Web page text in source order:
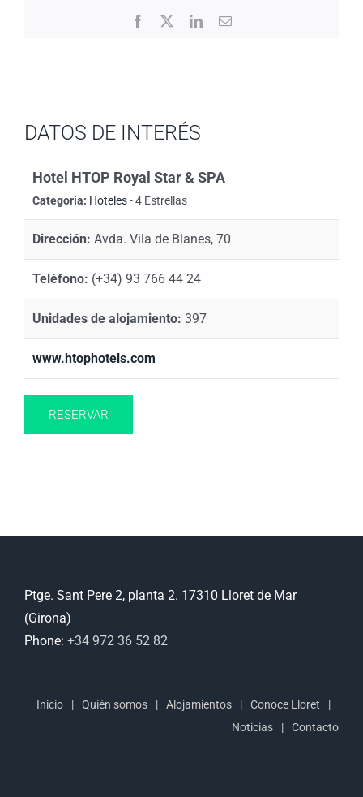
Facebook LinkedInEmail
DATOS DE INTERÉS
Hotel HTOP Royal Star & SPA
Categoría: Hoteles- 4 Estrellas
Dirección: Avda. Vila de Blanes, 70
Teléfono: (+34) 93 766 44 24
Unidades de alojamiento: 397
www.htophotels.com
RESERVAR
Ptge. Sant Pere 2, planta 2. 17310 Lloret de Mar
(Girona)
Phone: +34 972 36 52 82
Inicio Quién somos Alojamientos
Conoce Lloret
Noticias
Contacto